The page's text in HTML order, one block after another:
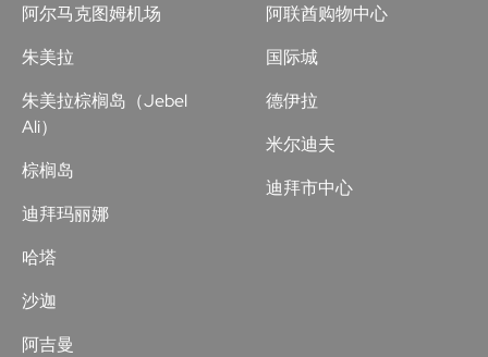
阿尔马克图姆机场
阿联酋购物中心
朱美拉
朱美拉棕榈岛（Jebel
Ali）
棕榈岛
迪拜玛丽娜
国际城
德伊拉
米尔迪夫
迪拜市中心
哈塔
沙迦
阿吉曼